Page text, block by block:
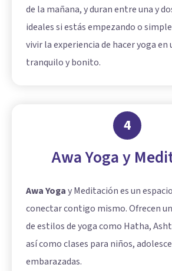
de la mañana, y duran entre una y
ideales si estás empezando o
vivir la experiencia de hacer yoga
tranquilo y bonito.
4
Awa Yoga y
Awa Yogay Meditación es un
conectar contigo mismo. Ofrecen
de estilos de yoga como Hatha,
así como clases para niños,
embarazadas.